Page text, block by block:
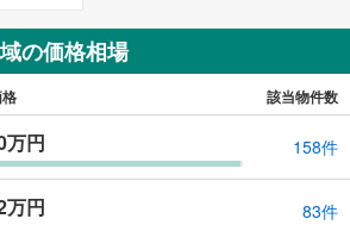
の価格相場
該当物件数
万円 158件
万円 83件